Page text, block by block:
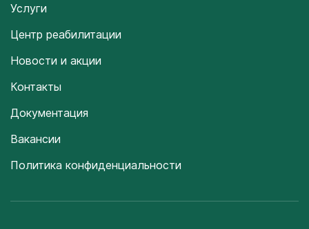
Услуги
Центр реабилитации
Новости и акции
Контакты
Документация
Вакансии
Политика конфиденциальности